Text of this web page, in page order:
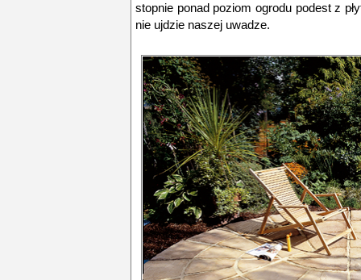
stopnie ponad poziom ogrodu podest z
nie ujdzie naszej uwadze.